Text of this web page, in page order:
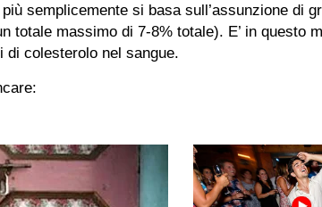
semplicemente si basa sull’assunzione di
totale massimo di 7-8% totale). E’ in questo
di colesterolo nel sangue.